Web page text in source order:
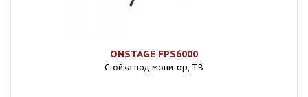
ONSTAGE FPS6000
Стойка под монитор, ТВ